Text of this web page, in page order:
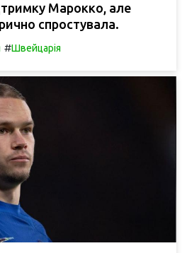
Марокко, але
спростувала.
#Швейцарія